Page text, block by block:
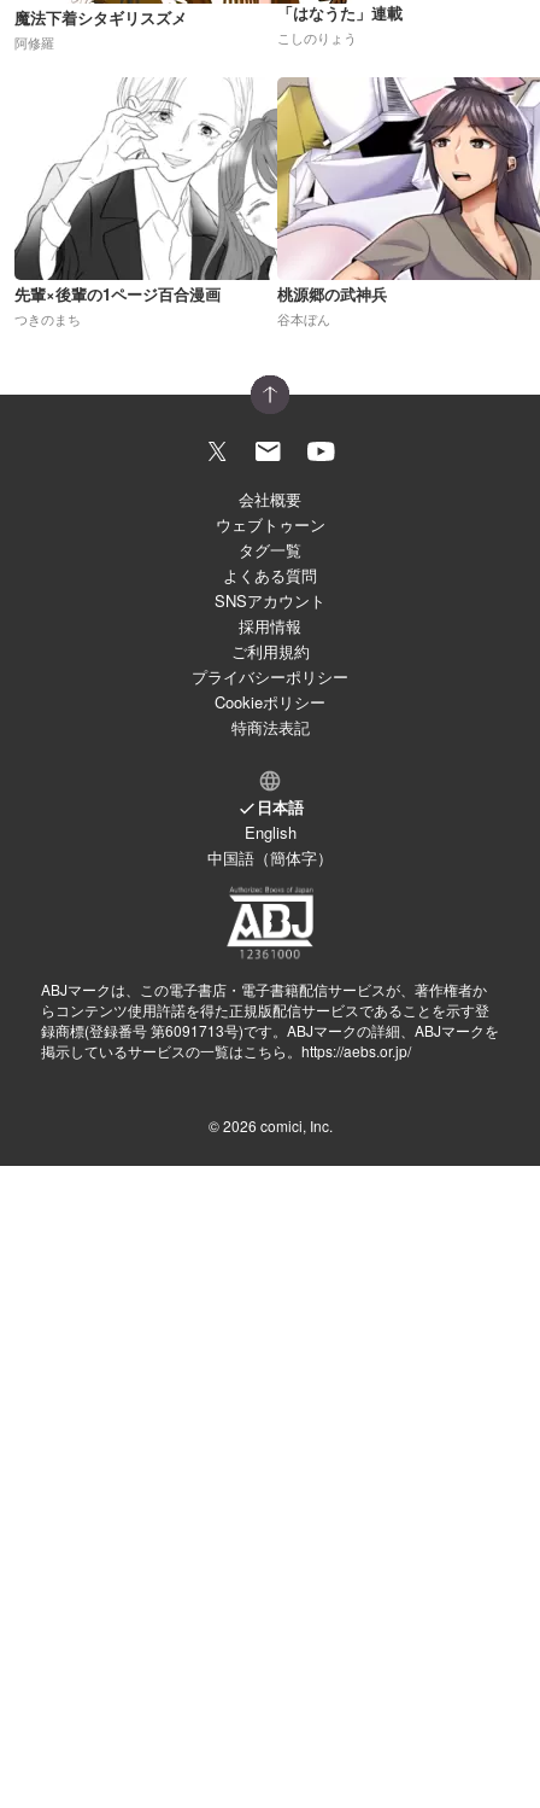
魔法下着シタギリスズメ
阿修羅
「はなうた」連載
こしのりょう
先輩×後輩の1ページ百合漫画
つきのまち
桃源郷の武神兵
谷本ぼん
会社概要
ウェブトゥーン
タグ一覧
よくある質問
SNSアカウント
採用情報
ご利用規約
プライバシーポリシー
Cookieポリシー
特商法表記
日本語
English
中国語（簡体字）
ABJマークは、この電子書店・電子書籍配信サービスが、著作権者か
らコンテンツ使用許諾を得た正規版配信サービスであることを示す登
録商標(登録番号 第6091713号)です。ABJマークの詳細、ABJマークを
掲示しているサービスの一覧はこちら。 https://aebs.or.jp/
© 2026 comici, Inc.